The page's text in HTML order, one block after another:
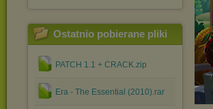
Ostatnio pobierane pliki
PATCH 1.1 + CRACK.zip
Era - The Essential (2010).rar